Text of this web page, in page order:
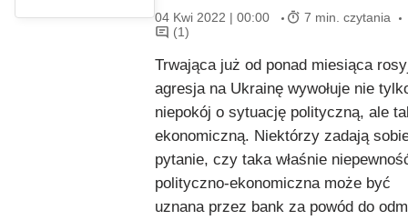
04 Kwi 2022 | 00:00
7 min. czytania
(1)
Trwająca już od ponad miesiąca
agresja na Ukrainę wywołuje nie
niepokój o sytuację polityczną, ale
ekonomiczną. Niektórzy zadają
pytanie, czy taka właśnie
polityczno-ekonomiczna może być
uznana przez bank za powód do